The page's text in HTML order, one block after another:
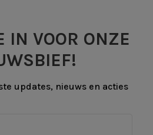
IN VOOR ONZE
updates, nieuws en acties